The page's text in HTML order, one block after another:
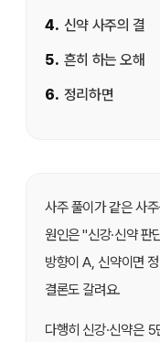
4. 신약 사주의 결
5. 흔히 하는 오해
6. 정리하면
사주 풀이가 같은 사
원인은 "신강·신약 판
방향이 A, 신약이면
결론도 갈려요.
다행히 신강·신약은